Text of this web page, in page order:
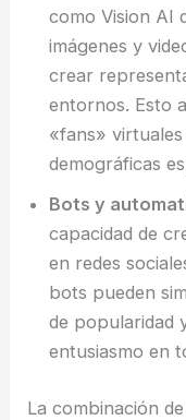
como Vision AI
imágenes y
crear
entornos. Esto
«fans»
demográficas
Bots y
capacidad de
en redes
bots pueden
de popularidad
entusiasmo en
La combinación